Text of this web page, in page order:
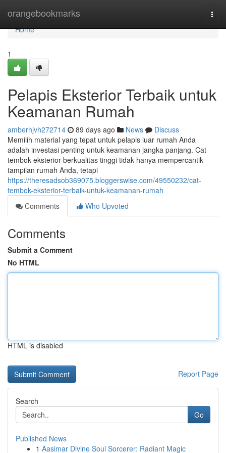
orangebookmarks
Home
Home
1
Pelapis Eksterior Terbaik untuk
Keamanan Rumah
amberhjvh272714 89 days ago News
Discuss
Memilih material yang tepat untuk pelapis luar rumah Anda
adalah investasi penting untuk keamanan jangka panjang. Cat
tembok eksterior berkualitas tinggi tidak hanya mempercantik
tampilan rumah Anda, tetapi
https://theresadsob369075.bloggerswise.com/49550232/cat-
tembok-eksterior-terbaik-untuk-keamanan-rumah
Comments
Who Upvoted
Comments
Submit a Comment
No HTML
HTML is disabled
Report Page
Search
Go
Published News
1 Aasimar Divine Soul Sorcerer: Radiant Magic